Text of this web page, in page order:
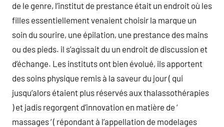
de le genre, l’institut de prestance était un endroit où les
filles essentiellement venaient choisir la marque un
soin du sourire, une épilation, une prestance des mains
ou des pieds. il s’agissait du un endroit de discussion et
d’échange. Les instituts ont bien évolué, ils apportent
des soins physique remis à la saveur du jour ( qui
jusqu’alors étaient plus réservés aux thalassothérapies
) et jadis regorgent d’innovation en matière de ‘
massages ‘ ( répondant à l’appellation de modelages